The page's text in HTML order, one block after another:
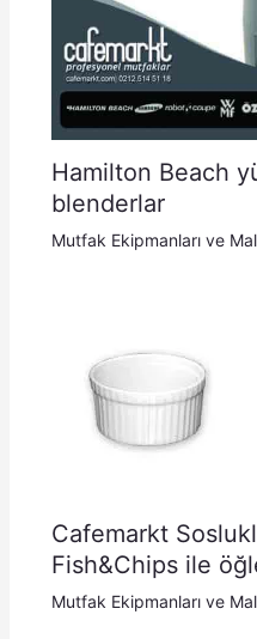
Hamilton Beach
blenderlar
Mutfak Ekipmanları ve
Cafemarkt
Fish&Chips ile
Mutfak Ekipmanları ve